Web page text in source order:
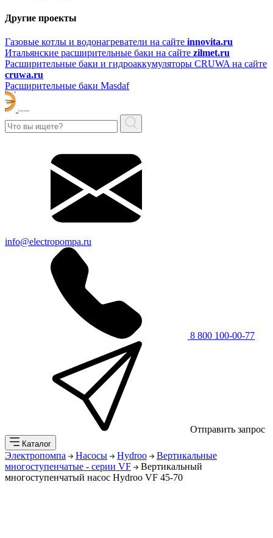
Другие проекты
Газовые котлы и водонагреватели на сайте innovita.ru
Итальянские расширительные баки на сайте zilmet.ru
Расширительные баки и гидроаккумуляторы CRUWA на сайте
cruwa.ru
Расширительные баки Masdaf
info@electropompa.ru
8 800 100-00-77
Отправить запрос
Каталог
Электропомпа Насосы Hydroo
Вертикальные
многоступенчатые - серии VF
Вертикальный
многоступенчатый насос Hydroo VF 45-70